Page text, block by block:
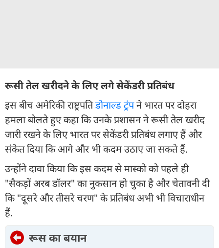
रूसी तेल खरीदने के लिए लगे सेकेंडरी प्रतिबंध
इस बीच अमेरिकी राष्ट्रपतिडोनाल्ड ट्रंपने भारत पर दोहरा
हमला बोलते हुए कहा कि उनके प्रशासन ने रूसी तेल खरीद
जारी रखने के लिए भारत पर सेकेंडरी प्रतिबंध लगाए हैं और
संकेत दिया कि आगे और भी कदम उठाए जा सकते हैं.
उन्होंने दावा किया कि इस कदम से मास्को को पहले ही
"सैकड़ों अरब डॉलर" का नुकसान हो चुका है और चेतावनी दी
कि "दूसरे और तीसरे चरण" के प्रतिबंध अभी भी विचाराधीन
हैं.